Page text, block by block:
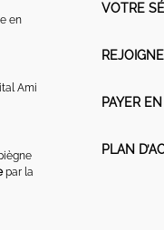
en
Ami
par la
VOTRE
PAYER
PLAN